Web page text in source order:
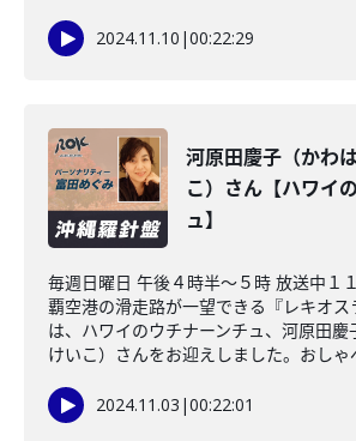
2024.11.10 |00:22:29
河原田慶子（かわ
こ）さん【ハワイ
ュ】
毎週日曜日 午後４時半～５時 放送中１
覇空港の滑走路が一望できる『レキオス
は、ハワイのウチナーンチュ、河原田慶
けいこ）さんをお迎えしました。おしゃ
2024.11.03 |00:22:01